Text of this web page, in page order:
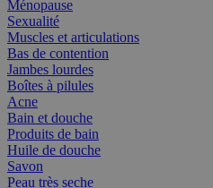
Ménopause
Sexualité
Muscles et articulations
Bas de contention
Jambes lourdes
Boîtes à pilules
Acne
Bain et douche
Produits de bain
Huile de douche
Savon
Peau très seche